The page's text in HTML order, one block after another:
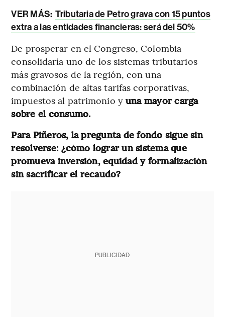
VER MÁS: Tributaria de Petro grava con 15 puntos
extra a las entidades financieras: será del 50%
De prosperar en el Congreso, Colombia
consolidaría uno de los sistemas tributarios
más gravosos de la región, con una
combinación de altas tarifas corporativas,
impuestos al patrimonio y una mayor carga
sobre el consumo.
Para Piñeros, la pregunta de fondo sigue sin
resolverse: ¿cómo lograr un sistema que
promueva inversión, equidad y formalización
sin sacrificar el recaudo?
PUBLICIDAD